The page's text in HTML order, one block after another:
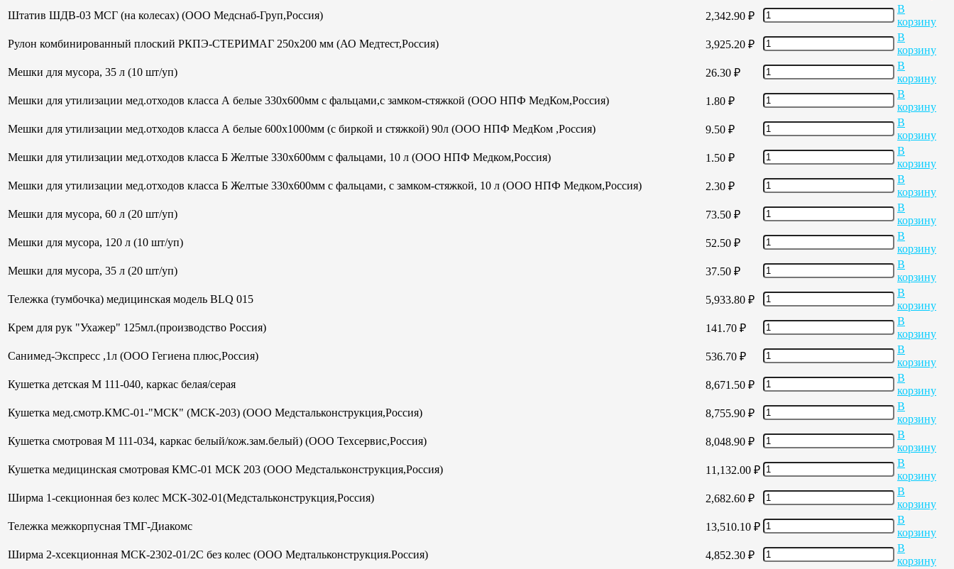
Штатив ШДВ-03 МСГ (на колесах) (ООО Медснаб-Груп,Россия)
2,342.90 ₽
В
корзину
Рулон комбинированный плоский РКПЭ-СТЕРИМАГ 250х200 мм (АО Медтест,Россия)
3,925.20 ₽
В
корзину
Мешки для мусора, 35 л (10 шт/уп)
26.30 ₽
В
корзину
Мешки для утилизации мед.отходов класса А белые 330х600мм с фальцами,с замком-стяжкой (ООО НПФ МедКом,Россия)
1.80 ₽
В
корзину
Мешки для утилизации мед.отходов класса А белые 600х1000мм (с биркой и стяжкой) 90л (ООО НПФ МедКом ,Россия)
9.50 ₽
В
корзину
Мешки для утилизации мед.отходов класса Б Желтые 330х600мм с фальцами, 10 л (ООО НПФ Медком,Россия)
1.50 ₽
В
корзину
Мешки для утилизации мед.отходов класса Б Желтые 330х600мм с фальцами, с замком-стяжкой, 10 л (ООО НПФ Медком,Россия)
2.30 ₽
В
корзину
Мешки для мусора, 60 л (20 шт/уп)
73.50 ₽
В
корзину
Мешки для мусора, 120 л (10 шт/уп)
52.50 ₽
В
корзину
Мешки для мусора, 35 л (20 шт/уп)
37.50 ₽
В
корзину
Тележка (тумбочка) медицинская модель BLQ 015
5,933.80 ₽
В
корзину
Крем для рук "Ухажер" 125мл.(производство Россия)
141.70 ₽
В
корзину
Санимед-Экспресс ,1л (ООО Гегиена плюс,Россия)
536.70 ₽
В
корзину
Кушетка детская М 111-040, каркас белая/серая
8,671.50 ₽
В
корзину
Кушетка мед.смотр.КМС-01-"МСК" (МСК-203) (ООО Медстальконструкция,Россия)
8,755.90 ₽
В
корзину
Кушетка смотровая М 111-034, каркас белый/кож.зам.белый) (ООО Техсервис,Россия)
8,048.90 ₽
В
корзину
Кушетка медицинская смотровая КМС-01 МСК 203 (ООО Медстальконструкция,Россия)
11,132.00 ₽
В
корзину
Ширма 1-секционная без колес МСК-302-01(Медстальконструкция,Россия)
2,682.60 ₽
В
корзину
Тележка межкорпусная ТМГ-Диакомс
13,510.10 ₽
В
корзину
Ширма 2-хсекционная МСК-2302-01/2С без колес (ООО Медтальконструкция.Россия)
4,852.30 ₽
В
корзину